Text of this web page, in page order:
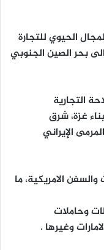
الحيوي للتجارة
بحر الصين الجنوبي
التجارية
غزة، شرق
الإيراني
الامريكية، ما
وحاملات
وغيرها .